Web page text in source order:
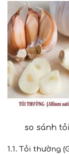
so sánh
1.1. Tỏi thường